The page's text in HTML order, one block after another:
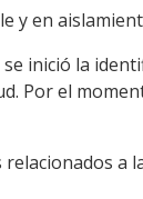
y en
se inició la
Por el
a